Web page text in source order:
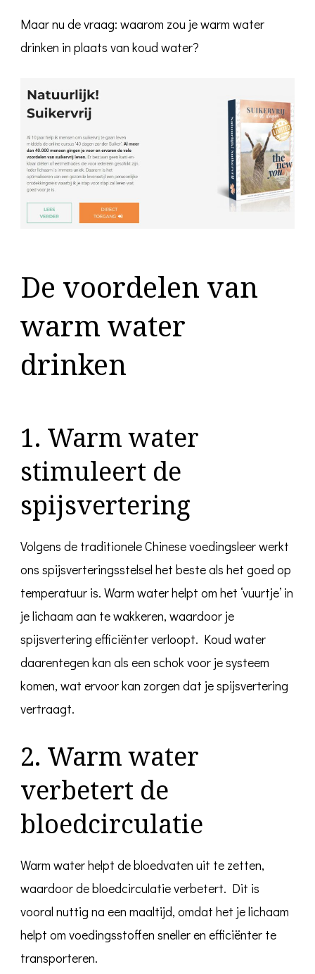
Maar nu de vraag: waarom zou je warm water
drinken in plaats van koud water?
De voordelen van
warm water
drinken
1. Warm water
stimuleert de
spijsvertering
Volgens de traditionele Chinese voedingsleer werkt
ons spijsverteringsstelsel het beste als het goed op
temperatuur is. Warm water helpt om het ‘vuurtje’ in
je lichaam aan te wakkeren, waardoor je
spijsvertering efficiënter verloopt. Koud water
daarentegen kan als een schok voor je systeem
komen, wat ervoor kan zorgen dat je spijsvertering
vertraagt.
2. Warm water
verbetert de
bloedcirculatie
Warm water helpt de bloedvaten uit te zetten,
waardoor de bloedcirculatie verbetert. Dit is
vooral nuttig na een maaltijd, omdat het je lichaam
helpt om voedingsstoffen sneller en efficiënter te
transporteren.